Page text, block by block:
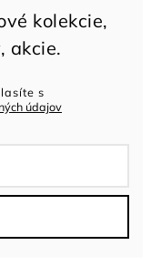
s
údajov